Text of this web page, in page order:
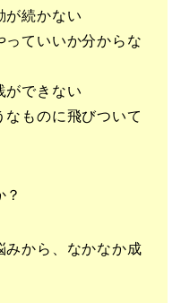
が続かない
っていいか分からな
ができない
なものに飛びついて
みから、なかなか成